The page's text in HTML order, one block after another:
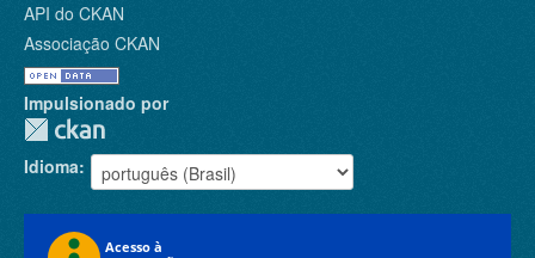
API do CKAN
Associação CKAN
Impulsionado por
Idioma